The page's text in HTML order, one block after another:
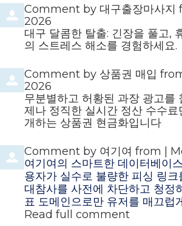
Comment by 대구출장마사지
2026
대구 달콤한 탈출: 긴장을 풀고,
의 스트레스 해소를 경험하세요.
Comment by 상품권 매입
2026
무분별하고 허황된 과장 광고를
제나 정직한 실시간 정산 수수
개하는 상품권 현금화입니다
Comment by 여기여 from
여기여의 스마트한 데이터베이
용자가 실수로 불량한 피싱 링
대참사를 사전에 차단하고 청정
표 도메인으로만 유저를 매끄럽
Read full comment